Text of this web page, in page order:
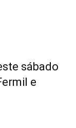
sábado
e